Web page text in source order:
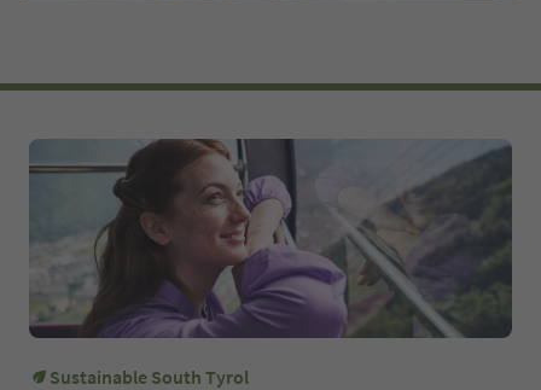
Sustainable South Tyrol